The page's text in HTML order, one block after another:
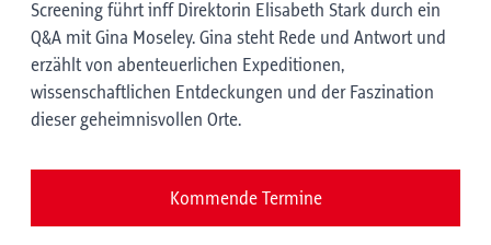
Screening führt inff Direktorin Elisabeth Stark durch ein
Q&A mit Gina Moseley. Gina steht Rede und Antwort und
erzählt von abenteuerlichen Expeditionen,
wissenschaftlichen Entdeckungen und der Faszination
dieser geheimnisvollen Orte.
Kommende Termine